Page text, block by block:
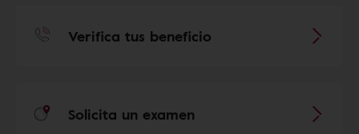
Verifica tus beneficio
Solicita un examen